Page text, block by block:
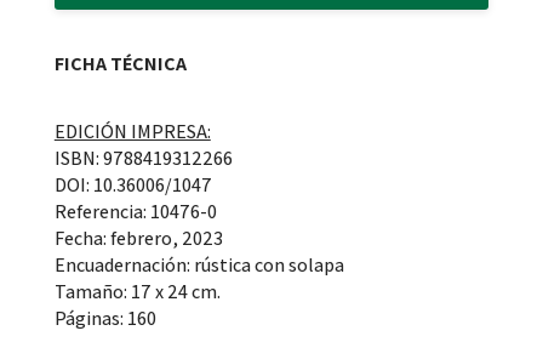
FICHA TÉCNICA
EDICIÓN IMPRESA:
ISBN: 9788419312266
DOI: 10.36006/1047
Referencia: 10476-0
Fecha: febrero, 2023
Encuadernación: rústica con solapa
Tamaño: 17 x 24 cm.
Páginas: 160